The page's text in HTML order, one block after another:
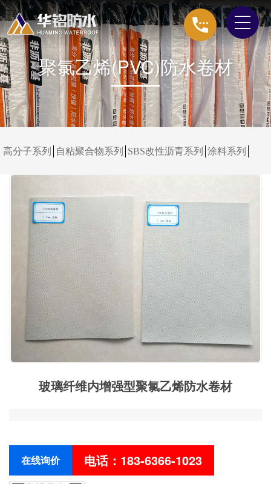
聚氯乙烯(PVC)防水卷材
高分子系列 自粘聚合物系列 SBS改性沥青系列 涂料系列
玻璃纤维内增强型聚氯乙烯防水卷材
在线询价 电话：183-6366-1023